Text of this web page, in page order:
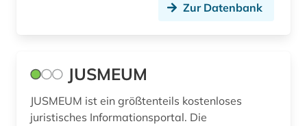
bbg (1)
bda-preis (1)
Zur Datenbank
JUSMEUM
JUSMEUM ist ein größtenteils kostenloses
juristisches Informationsportal. Die